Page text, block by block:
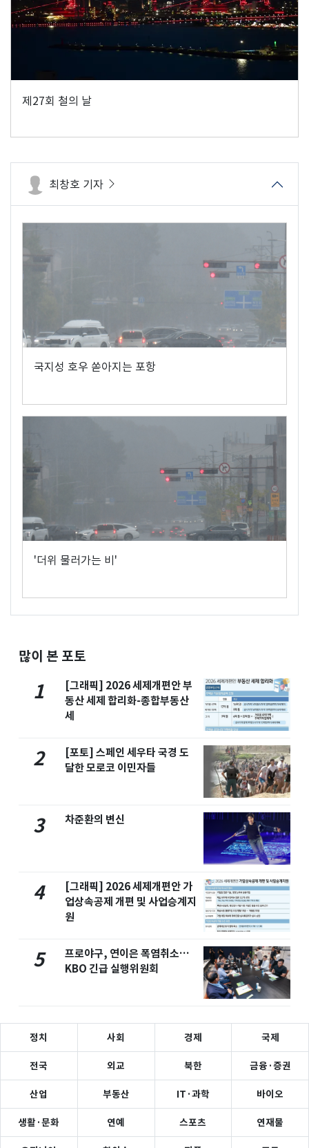
제27회 철의 날
최창호 기자
국지성 호우 쏟아지는 포항
'더위 물러가는 비'
많이 본 포토
1
[그래픽] 2026 세제개편안 부
동산 세제 합리화-종합부동산
세
2
[포토] 스페인 세우타 국경 도
달한 모로코 이민자들
3 차준환의 변신
4
[그래픽] 2026 세제개편안 가
업상속공제 개편 및 사업승계지
원
5
프로야구, 연이은 폭염취소…
KBO 긴급 실행위원회
정치 사회 경제 국제
전국 외교 북한 금융·증권
산업 부동산 IT·과학 바이오
생활·문화 연예 스포츠 연재물